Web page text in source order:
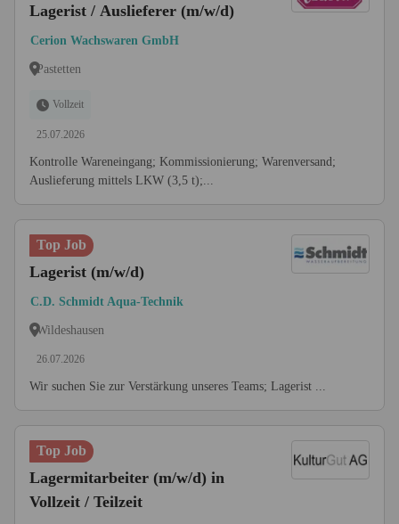
Lagerist / Auslieferer (m/w/d)
Cerion Wachswaren GmbH
Pastetten
Vollzeit
25.07.2026
Kontrolle Wareneingang; Kommissionierung; Warenversand;
Auslieferung mittels LKW (3,5 t);...
Top Job
Lagerist (m/w/d)
C.D. Schmidt Aqua-Technik
Wildeshausen
26.07.2026
Wir suchen Sie zur Verstärkung unseres Teams; Lagerist ...
Top Job
Lagermitarbeiter (m/w/d) in
Vollzeit / Teilzeit